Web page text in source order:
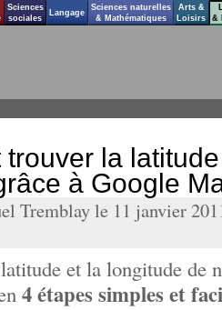
trouver la
à Google
Tremblay le 11 janvier
et la longitude de
4 étapes simples et
Sciences
sociales
Langage
Sciences naturelles
& Mathématiques
Arts &
Loisirs
&